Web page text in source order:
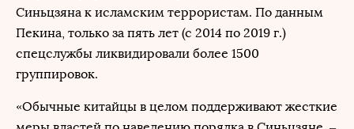
Синьцзяна к исламским террористам. По данным
Пекина, только за пять лет (с 2014 по 2019 г.)
спецслужбы ликвидировали более 1500
группировок.
«Обычные китайцы в целом поддерживают жесткие